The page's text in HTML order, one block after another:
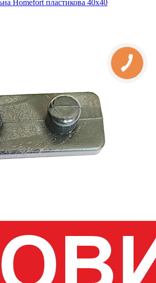
Homefort пластикова 40x40